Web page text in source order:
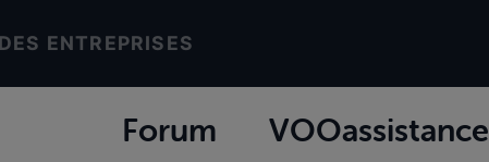
ENTREPRISES
Forum VOOassistance